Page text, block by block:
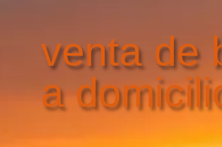
venta de
a